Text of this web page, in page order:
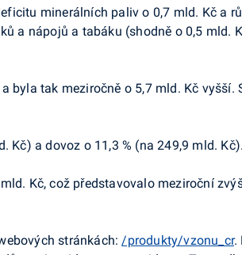
minerálních paliv o 0,7 mld. Kč a
a nápojů a tabáku (shodně o 0,5 mld.
byla tak meziročně o 5,7 mld. Kč vyšší.
Kč) a dovoz o 11,3 % (na 249,9 mld. Kč).
Kč, což představovalo meziroční
stránkách:/produkty/vzonu_cr.